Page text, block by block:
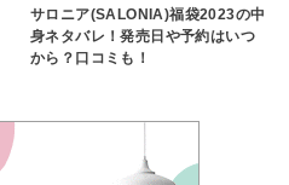
サロニア(SALONIA)福袋2023の中
身ネタバレ！発売日や予約はいつ
から？口コミも！